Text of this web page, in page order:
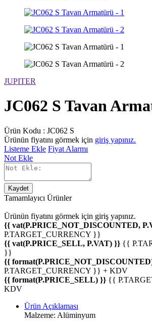
JUPITER
JC062 S Tavan
Ürün Kodu : JC062 S
Ürünün fiyatını görmek için giriş yapınız.
Listeme Ekle Fiyat Alarmı
Not Ekle
Kaydet
Tamamlayıcı Ürünler
Ürünün fiyatını görmek için giriş yapınız.
{{ vat(P.PRICE_NOT_DISCOUNTED,
P.TARGET_CURRENCY }}
{{ vat(P.PRICE_SELL, P.VAT) }} {{
}}
{{
P.TARGET_CURRENCY }} + KDV
{{ format(P.PRICE_SELL) }} {{
KDV
Ürün Açıklaması
Malzeme: Alüminyum